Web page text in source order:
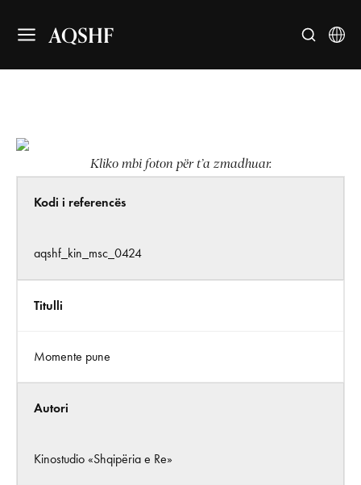
AQSHF
Kliko mbi foton për t’a zmadhuar.
Kodi i referencës
aqshf_kin_msc_0424
Titulli
Momente pune
Autori
Kinostudio «Shqipëria e Re»